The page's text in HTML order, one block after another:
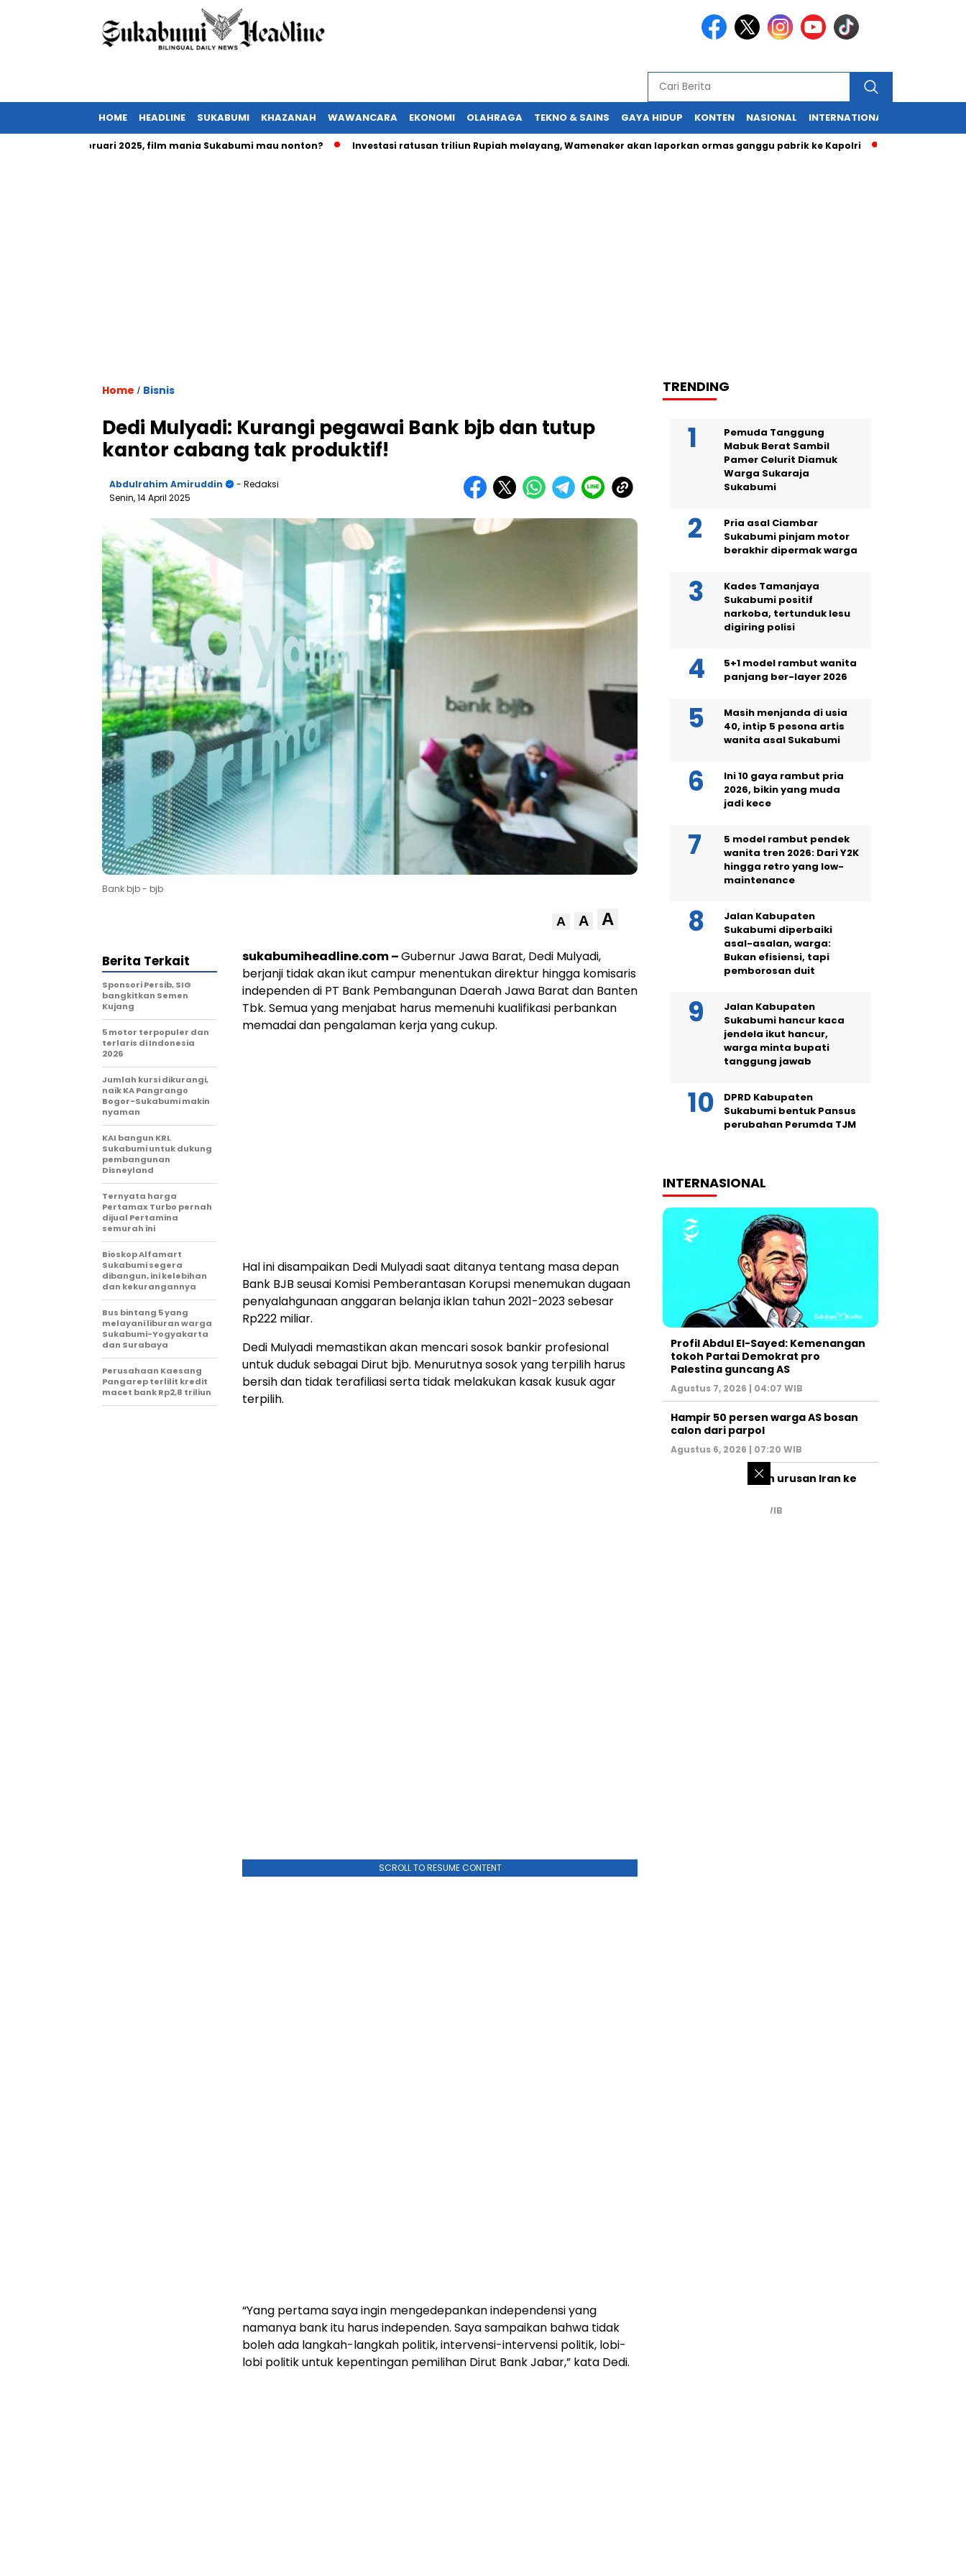
HOME HEADLINE SUKABUMI KHAZANAH WAWANCARA EKONOMI OLAHRAGA TEKNO & SAINS GAYA HIDUP KONTEN NASIONAL INTERNATIONAL
Februari 2025, film mania Sukabumi mau nonton? Investasi ratusan triliun Rupiah melayang, Wamenaker akan laporkan ormas ganggu pabrik ke Kapolri Cabup dan Cawali
Home / Bisnis
Dedi Mulyadi: Kurangi pegawai Bank bjb dan tutup
kantor cabang tak produktif!
Abdulrahim Amiruddin
- Redaksi
Senin, 14 April 2025
Bank bjb - bjb
A A A
sukabumiheadline.com –Gubernur Jawa Barat, Dedi Mulyadi,
berjanji tidak akan ikut campur menentukan direktur hingga komisaris
independen di PT Bank Pembangunan Daerah Jawa Barat dan Banten
Tbk. Semua yang menjabat harus memenuhi kualifikasi perbankan
memadai dan pengalaman kerja yang cukup.
Hal ini disampaikan Dedi Mulyadi saat ditanya tentang masa depan
Bank BJB seusai Komisi Pemberantasan Korupsi menemukan dugaan
penyalahgunaan anggaran belanja iklan tahun 2021-2023 sebesar
Rp222 miliar.
Dedi Mulyadi memastikan akan mencari sosok bankir profesional
untuk duduk sebagai Dirut bjb. Menurutnya sosok yang terpilih harus
bersih dan tidak terafiliasi serta tidak melakukan kasak kusuk agar
terpilih.
SCROLL TO RESUME CONTENT
“Yang pertama saya ingin mengedepankan independensi yang
namanya bank itu harus independen. Saya sampaikan bahwa tidak
boleh ada langkah-langkah politik, intervensi-intervensi politik, lobi-
lobi politik untuk kepentingan pemilihan Dirut Bank Jabar,” kata Dedi.
Berita Terkait
Sponsori Persib, SIG
bangkitkan Semen
Kujang
5 motor terpopuler dan
terlaris di Indonesia
2026
Jumlah kursi dikurangi,
naik KA Pangrango
Bogor-Sukabumi makin
nyaman
KAI bangun KRL
Sukabumi untuk dukung
pembangunan
Disneyland
Ternyata harga
Pertamax Turbo pernah
dijual Pertamina
semurah ini
Bioskop Alfamart
Sukabumi segera
dibangun, ini kelebihan
dan kekurangannya
Bus bintang 5 yang
melayani liburan warga
Sukabumi-Yogyakarta
dan Surabaya
Perusahaan Kaesang
Pangarep terlilit kredit
macet bank Rp2,8 triliun
TRENDING
Pemuda Tanggung
Mabuk Berat Sambil
Pamer Celurit Diamuk
Warga Sukaraja
Sukabumi
Pria asal Ciambar
Sukabumi pinjam motor
berakhir dipermak warga
Kades Tamanjaya
Sukabumi positif
narkoba, tertunduk lesu
digiring polisi
5+1 model rambut wanita
panjang ber-layer 2026
Masih menjanda di usia
40, intip 5 pesona artis
wanita asal Sukabumi
Ini 10 gaya rambut pria
2026, bikin yang muda
jadi kece
5 model rambut pendek
wanita tren 2026: Dari Y2K
hingga retro yang low-
maintenance
Jalan Kabupaten
Sukabumi diperbaiki
asal-asalan, warga:
Bukan efisiensi, tapi
pemborosan duit
Jalan Kabupaten
Sukabumi hancur kaca
jendela ikut hancur,
warga minta bupati
tanggung jawab
DPRD Kabupaten
Sukabumi bentuk Pansus
perubahan Perumda TJM
INTERNASIONAL
Profil Abdul El-Sayed: Kemenangan
tokoh Partai Demokrat pro
Palestina guncang AS
Agustus 7, 2026 | 04:07 WIB
Hampir 50 persen warga AS bosan
calon dari parpol
Agustus 6, 2026 | 07:20 WIB
PM Israel serahkan urusan Iran ke
Juli 31, 2026 | 02:47 WIB